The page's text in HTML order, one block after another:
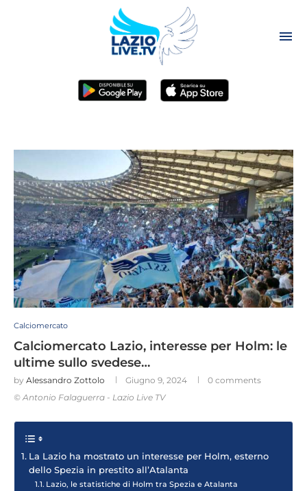
Calciomercato
Calciomercato Lazio, interesse per Holm: le
ultime sullo svedese…
by Alessandro Zottolo Giugno 9, 2024
0 comments
© Antonio Falaguerra - Lazio Live TV
La Lazio ha mostrato un interesse per Holm, esterno
dello Spezia in prestito all’Atalanta
Lazio, le statistiche di Holm tra Spezia e Atalanta